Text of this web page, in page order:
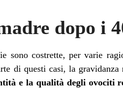
dopo i
sono costrette, per varie
di questi casi, la
e la qualità degli ovociti